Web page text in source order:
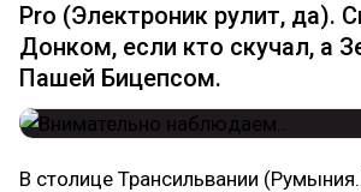
Pro (Электроник рулит, да).
Донком, если кто скучал, а
Пашей Бицепсом.
В столице Трансильвании